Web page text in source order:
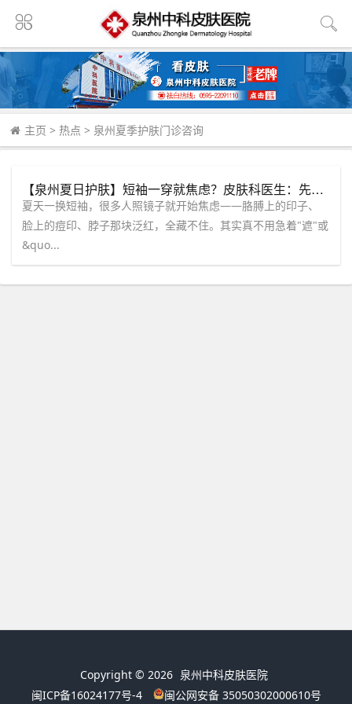
主页 > 热点 > 泉州夏季护肤门诊咨询
【泉州夏日护肤】短袖一穿就焦虑？皮肤科医生：先停手这2个动作
夏天一换短袖，很多人照镜子就开始焦虑——胳膊上的印子、
脸上的痘印、脖子那块泛红，全藏不住。其实真不用急着"遮"或
&quo...
Copyright © 2026 泉州中科皮肤医院
闽ICP备16024177号-4
闽公网安备 35050302000610号